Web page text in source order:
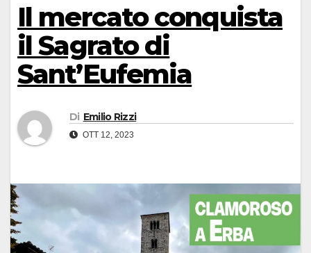
Il mercato conquista
il Sagrato di
Sant’Eufemia
Di Emilio Rizzi
OTT 12, 2023